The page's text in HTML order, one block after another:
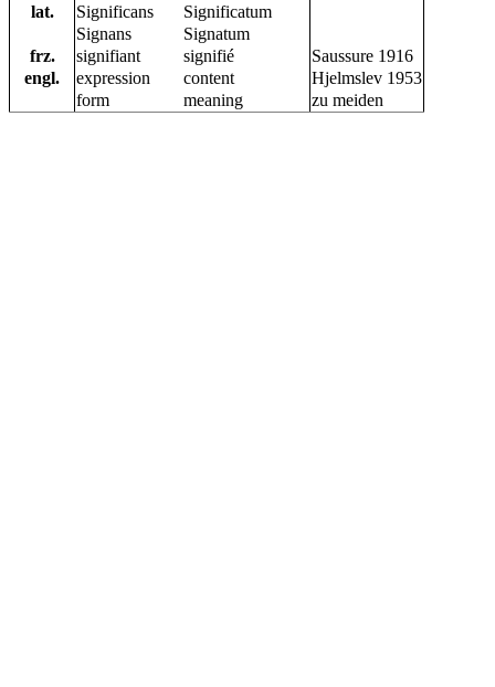
lat.
Significans
Significatum
Signans
Signatum
frz.
signifiant signifié
Saussure 1916
engl.
expression content
Hjelmslev 1953
form
meaning zu meiden